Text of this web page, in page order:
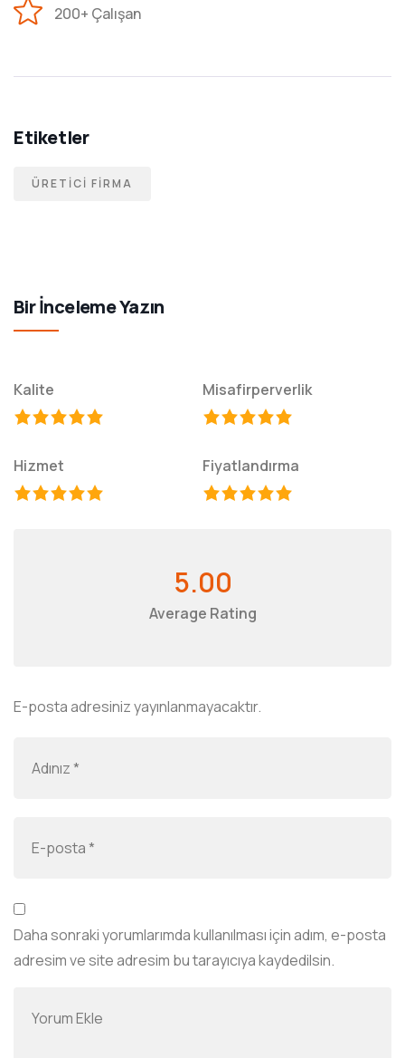
200+ Çalışan
Etiketler
ÜRETICI FIRMA
Bir İnceleme Yazın
Kalite Misafirperverlik
Hizmet Fiyatlandırma
5.00
Average Rating
E-posta adresiniz yayınlanmayacaktır.
Daha sonraki yorumlarımda kullanılması için adım, e-posta
adresim ve site adresim bu tarayıcıya kaydedilsin.